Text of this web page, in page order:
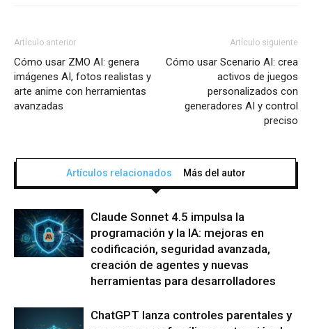
Artículo anterior
Cómo usar ZMO AI: genera
imágenes AI, fotos realistas y
arte anime con herramientas
avanzadas
Artículo siguiente
Cómo usar Scenario AI: crea
activos de juegos
personalizados con
generadores AI y control
preciso
Artículos relacionados Más del autor
Claude Sonnet 4.5 impulsa la
programación y la IA: mejoras en
codificación, seguridad avanzada,
creación de agentes y nuevas
herramientas para desarrolladores
ChatGPT lanza controles parentales y